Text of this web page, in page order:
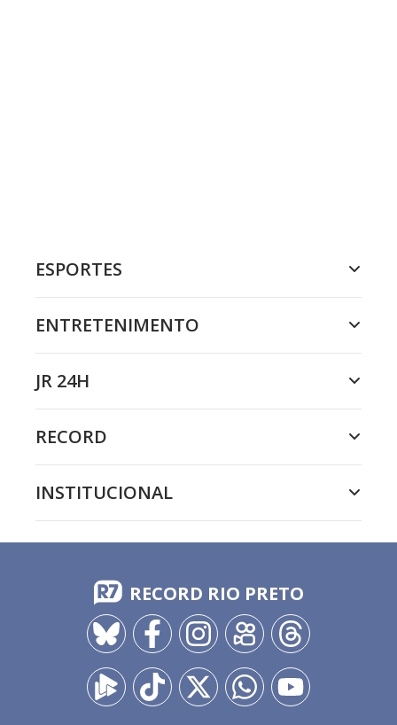
ESPORTES
ENTRETENIMENTO
JR 24H
RECORD
INSTITUCIONAL
RECORD RIO PRETO